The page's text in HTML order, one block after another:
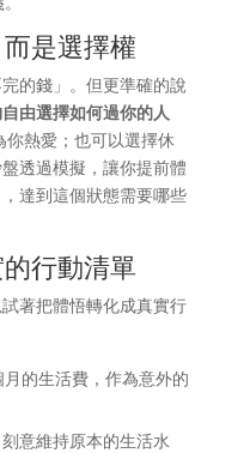
是選擇權
的錢」。但更準確的說
由選擇如何過你的人
熱愛；也可以選擇休
透過模擬，讓你提前體
達到這個狀態需要哪些
行動清單
著把體悟轉化成真實行
的生活費，作為意外的
意維持原本的生活水